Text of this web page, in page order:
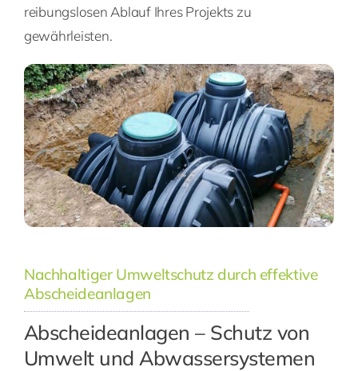
reibungslosen Ablauf Ihres Projekts zu
gewährleisten.
Nachhaltiger Umweltschutz durch effektive
Abscheideanlagen
Abscheideanlagen – Schutz von
Umwelt und Abwassersystemen